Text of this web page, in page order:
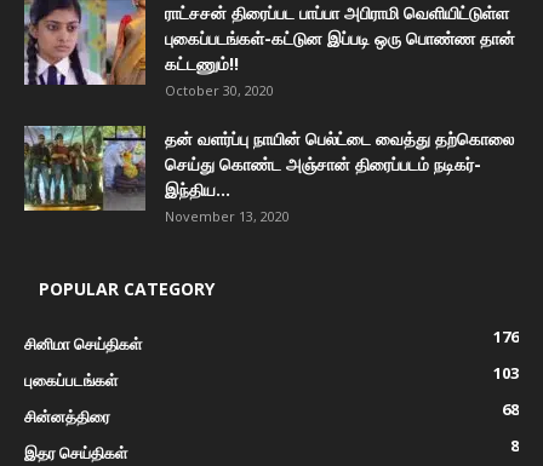
ராட்சசன் திரைப்பட பாப்பா அபிராமி வெளியிட்டுள்ள
புகைப்படங்கள்-கட்டுன இப்படி ஒரு பொண்ண தான்
கட்டணும்!!
October 30, 2020
தன் வளர்ப்பு நாயின் பெல்ட்டை வைத்து தற்கொலை
செய்து கொண்ட அஞ்சான் திரைப்படம் நடிகர்-
இந்திய...
November 13, 2020
POPULAR CATEGORY
சினிமா செய்திகள்
176
புகைப்படங்கள்
103
சின்னத்திரை
68
இதர செய்திகள்
8